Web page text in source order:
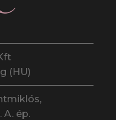
(HU)
A. ép.